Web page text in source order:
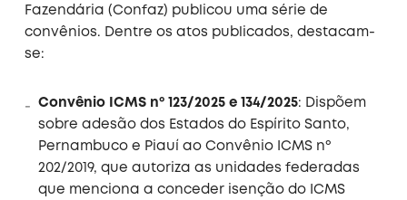
Fazendária (Confaz) publicou uma série de
convênios. Dentre os atos publicados, destacam-
se:
Convênio ICMS nº 123/2025 e 134/2025: Dispõem
sobre adesão dos Estados do Espírito Santo,
Pernambuco e Piauí ao Convênio ICMS nº
202/2019, que autoriza as unidades federadas
que menciona a conceder isenção do ICMS